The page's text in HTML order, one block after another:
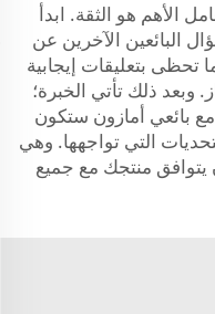
الأهم هو الثقة. ابدأ
البائعين الآخرين عن
تحظى بتعليقات إيجابية
وبعد ذلك تأتي الخبرة؛
بائعي أمازون ستكون
التي تواجهها. وهي
يتوافق منتجك مع جميع